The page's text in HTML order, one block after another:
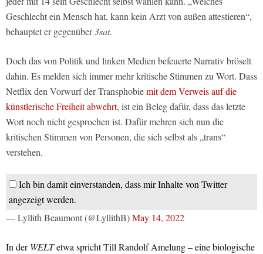
Geschlecht ein Mensch hat, kann kein Arzt von außen attestieren“,
behauptet er gegenüber3sat.
Doch das von Politik und linken Medien befeuerte Narrativ bröselt
dahin. Es melden sich immer mehr kritische Stimmen zu Wort. Dass
Netflix den Vorwurf der Transphobiemit dem Verweis auf die
künstlerische Freiheit abwehrt, ist ein Beleg dafür, dass das letzte
Wort noch nicht gesprochen ist. Dafür mehren sich nun die
kritischen Stimmen von Personen, die sich selbst als „trans“
verstehen.
Ich bin damit einverstanden, dass mir Inhalte von Twitter
angezeigt werden.
— Lyllith Beaumont (@LyllithB)May 14, 2022
In derWELTetwa spricht Till Randolf Amelung – eine biologische